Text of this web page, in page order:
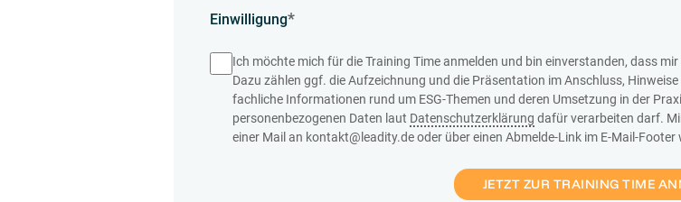
Einwilligung*
Ich möchte mich für die Training Time anmelden und bin einverstanden, dass
Dazu zählen ggf. die Aufzeichnung und die Präsentation im Anschluss,
fachliche Informationen rund um ESG-Themen und deren Umsetzung in der
personenbezogenen Daten laut Datenschutzerklärung dafür verarbeiten darf.
einer Mail an kontakt@leadity.de oder über einen Abmelde-Link im E-Mail-Footer